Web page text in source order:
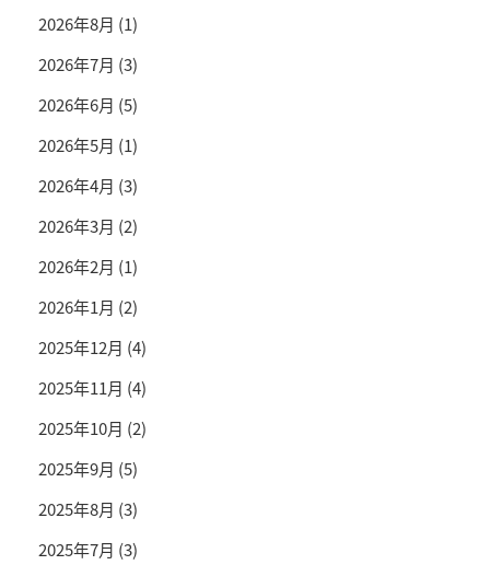
2026年8月 (1)
2026年7月 (3)
2026年6月 (5)
2026年5月 (1)
2026年4月 (3)
2026年3月 (2)
2026年2月 (1)
2026年1月 (2)
2025年12月 (4)
2025年11月 (4)
2025年10月 (2)
2025年9月 (5)
2025年8月 (3)
2025年7月 (3)